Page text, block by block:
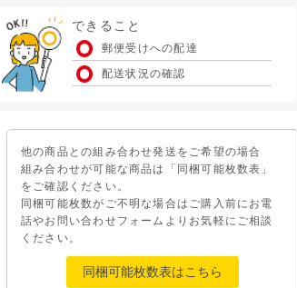
できること
郵便受けへの配達
配送状況の確認
他の商品との組み合わせ発送をご希望の場合
組み合わせが可能な商品は「同梱可能枚数表」
をご確認ください。
同梱可能枚数がご不明な場合はご購入前にお電
話やお問い合わせフォームよりお気軽にご相談
ください。
同梱可能枚数表はこちら